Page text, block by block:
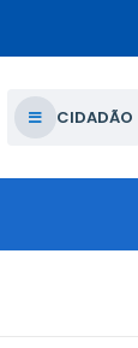
CIDADÃO